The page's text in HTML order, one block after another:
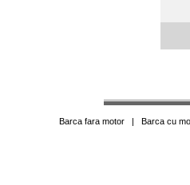
Barca fara motor| Barca cu